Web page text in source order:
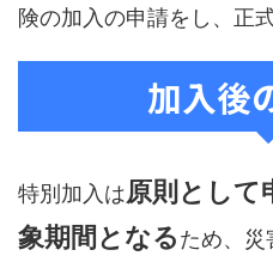
険の加入の申請をし、正
加入後
特別加入は原則として
象期間となるため、災